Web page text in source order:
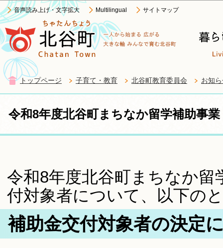
音声読み上げ・文字拡大 Multilingual サイトマップ
トップページ 子育て・教育 北谷町教育委員会 お知
令和8年度北谷町まちなか留学補助事
令和8年度北谷町まちなか
付対象者について、以下の
補助金交付対象者の決定